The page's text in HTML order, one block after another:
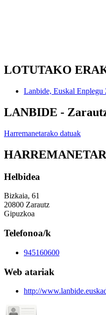
LOTUTAKO
Lanbide, Euskal Enplegu
LANBIDE -
Harremanetarako datuak
Helbidea
Bizkaia, 61
20800 Zarautz
Gipuzkoa
Telefonoa/k
945160600
Web atariak
http://